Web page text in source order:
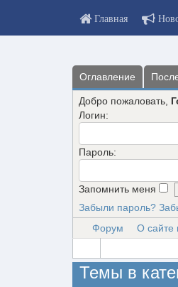
Главная
Оглавление
Добро пожаловать,
Логин:
Пароль:
Запомнить меня
Забыли пароль?
Форум
О сайте
Темы в